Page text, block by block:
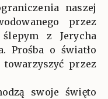
naszej
przez
z Jerycha
Prośba o światło
przez
swoje święto